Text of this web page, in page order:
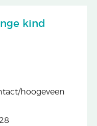
kind
hoogeveen